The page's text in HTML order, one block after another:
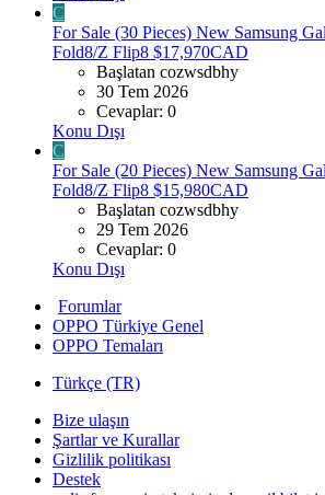
C
For Sale (30 Pieces) New Samsung
Fold8/Z Flip8 $17,970CAD
Başlatan cozwsdbhy
30 Tem 2026
Cevaplar: 0
Konu Dışı
C
For Sale (20 Pieces) New Samsung
Fold8/Z Flip8 $15,980CAD
Başlatan cozwsdbhy
29 Tem 2026
Cevaplar: 0
Konu Dışı
Forumlar
OPPO Türkiye Genel
OPPO Temaları
Türkçe (TR)
Bize ulaşın
Şartlar ve Kurallar
Gizlilik politikası
Destek